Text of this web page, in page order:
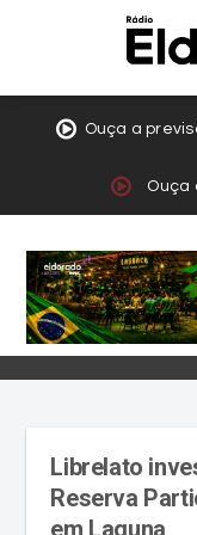
Ouça a
Ouça
em Laguna
Parte do terreno
empresarial e